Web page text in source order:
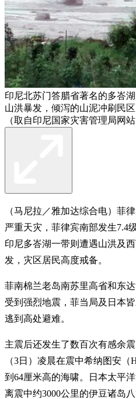
印尼北苏门答腊省著名的多峇
山洪暴发，倾泻的山泥冲刷民
（取自印尼国家灾害管理局网站
（马尼拉／雅加达综合电）菲
严重天灾，菲律宾南部发生7.4
印尼多峇湖一带则遭遇山洪及
发，灾区居民高度戒备。
菲南棉兰老岛南苏里高省和东
受到强烈地震，菲当局及日本
逃到高处避难。
主震后还发生了数百次有感余
（3日）凌晨在震中希纳图安（
到64厘米高的海啸。日本太平
离震中约3000公里的伊豆诸岛